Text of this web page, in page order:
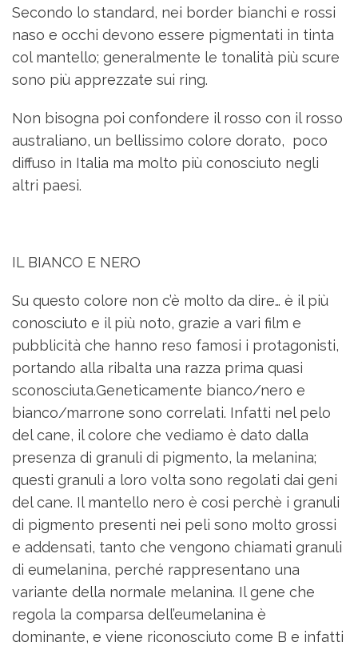
Secondo lo standard, nei border bianchi e rossi
naso e occhi devono essere pigmentati in tinta
col mantello; generalmente le tonalità più scure
sono più apprezzate sui ring.
Non bisogna poi confondere il rosso con il rosso
australiano, un bellissimo colore dorato, poco
diffuso in Italia ma molto più conosciuto negli
altri paesi.
IL BIANCO E NERO
Su questo colore non c’è molto da dire… è il più
conosciuto e il più noto, grazie a vari film e
pubblicità che hanno reso famosi i protagonisti,
portando alla ribalta una razza prima quasi
sconosciuta.Geneticamente bianco/nero e
bianco/marrone sono correlati. Infatti nel pelo
del cane, il colore che vediamo è dato dalla
presenza di granuli di pigmento, la melanina;
questi granuli a loro volta sono regolati dai geni
del cane. Il mantello nero è cosi perchè i granuli
di pigmento presenti nei peli sono molto grossi
e addensati, tanto che vengono chiamati granuli
di eumelanina, perché rappresentano una
variante della normale melanina. Il gene che
regola la comparsa dell’eumelanina è
dominante, e viene riconosciuto come B e infatti